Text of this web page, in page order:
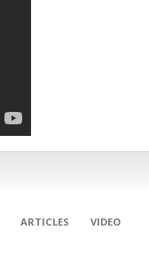
ARTICLES
VIDEO